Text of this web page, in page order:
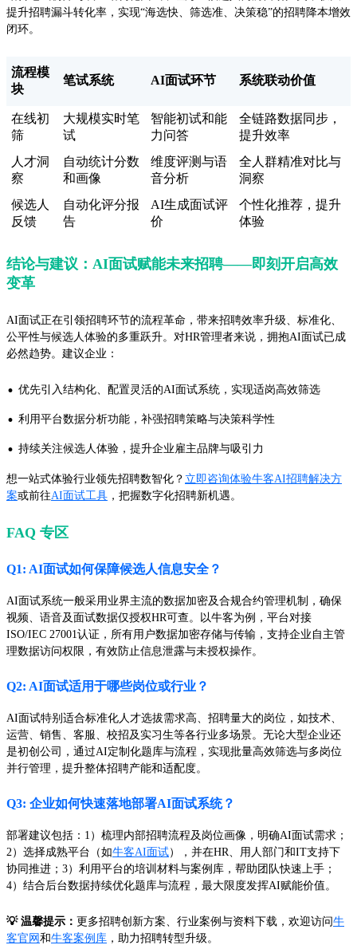
提升招聘漏斗转化率，实现“海选快、筛选准、决策稳”的招聘降本增效
闭环。
流程模
块
笔试系统 AI面试环节 系统联动价值
在线初
筛
大规模实时笔
试
智能初试和能
力问答
全链路数据同步，
提升效率
人才洞
察
自动统计分数
和画像
维度评测与语
音分析
全人群精准对比与
洞察
候选人
反馈
自动化评分报
告
AI生成面试评
价
个性化推荐，提升
体验
结论与建议：AI面试赋能未来招聘——即刻开启高效
变革
AI面试正在引领招聘环节的流程革命，带来招聘效率升级、标准化、
公平性与候选人体验的多重跃升。对HR管理者来说，拥抱AI面试已成
必然趋势。建议企业：
· 优先引入结构化、配置灵活的AI面试系统，实现适岗高效筛选
· 利用平台数据分析功能，补强招聘策略与决策科学性
· 持续关注候选人体验，提升企业雇主品牌与吸引力
想一站式体验行业领先招聘数智化？ 立即咨询体验牛客AI招聘解决方
案或前往AI面试工具 ，把握数字化招聘新机遇。
FAQ 专区
Q1: AI面试如何保障候选人信息安全？
AI面试系统一般采用业界主流的数据加密及合规合约管理机制，确保
视频、语音及面试数据仅授权HR可查。以牛客为例，平台对接
ISO/IEC 27001认证，所有用户数据加密存储与传输，支持企业自主管
理数据访问权限，有效防止信息泄露与未授权操作。
Q2: AI面试适用于哪些岗位或行业？
AI面试特别适合标准化人才选拔需求高、招聘量大的岗位，如技术、
运营、销售、客服、校招及实习生等各行业多场景。无论大型企业还
是初创公司，通过AI定制化题库与流程，实现批量高效筛选与多岗位
并行管理，提升整体招聘产能和适配度。
Q3: 企业如何快速落地部署AI面试系统？
部署建议包括：1）梳理内部招聘流程及岗位画像，明确AI面试需求；
2）选择成熟平台（如牛客AI面试），并在HR、用人部门和IT支持下
协同推进；3）利用平台的培训材料与案例库，帮助团队快速上手；
4）结合后台数据持续优化题库与流程，最大限度发挥AI赋能价值。
💡 温馨提示： 更多招聘创新方案、行业案例与资料下载，欢迎访问牛
客官网和牛客案例库 ，助力招聘转型升级。